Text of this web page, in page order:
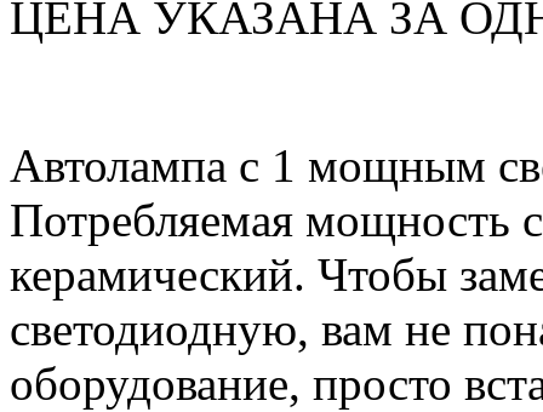
ЦЕНА УКАЗАНА ЗА
Автолампа с 1 мощным
Потребляемая мощность
керамический. Чтобы
светодиодную, вам не
оборудование, просто